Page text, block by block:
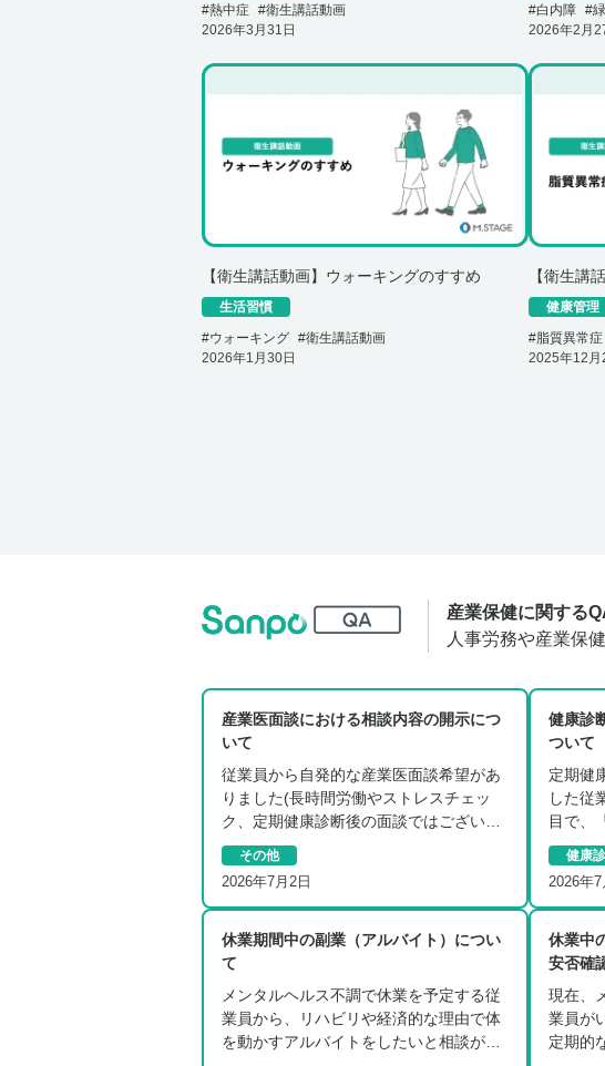
#熱中症 #衛生講話動画
2026年3月31日
#白内障 #
2026年2月
【衛生講話動画】ウォーキングのすすめ
生活習慣
#ウォーキング #衛生講話動画
2026年1月30日
【衛生講
健康管理
#脂質異常症
2025年12月
産業保健に関する
人事労務や産業保
産業医面談における相談内容の開示につ
いて
従業員から自発的な産業医面談希望があ
りました(長時間労働やストレスチェッ
ク、定期健康診断後の面談ではございま
せ…
その他
2026年7月2日
健康診
ついて
定期健
した従
目で、
が…
健康
2026年7
休業期間中の副業（アルバイト）につい
て
メンタルヘルス不調で休業を予定する従
業員から、リハビリや経済的な理由で体
を動かすアルバイトをしたいと相談があ
休業中
安否確
現在、
業員が
定期的